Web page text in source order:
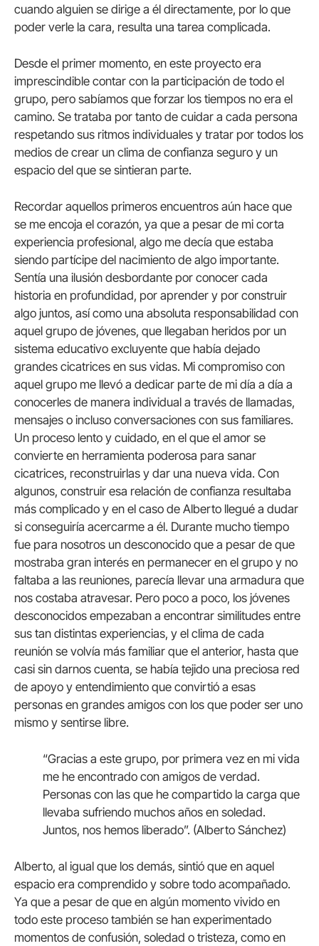
cuando alguien se dirige a él directamente, por lo que
poder verle la cara, resulta una tarea complicada.
Desde el primer momento, en este proyecto era
imprescindible contar con la participación de todo el
grupo, pero sabíamos que forzar los tiempos no era el
camino. Se trataba por tanto de cuidar a cada persona
respetando sus ritmos individuales y tratar por todos los
medios de crear un clima de confianza seguro y un
espacio del que se sintieran parte.
Recordar aquellos primeros encuentros aún hace que
se me encoja el corazón, ya que a pesar de mi corta
experiencia profesional, algo me decía que estaba
siendo partícipe del nacimiento de algo importante.
Sentía una ilusión desbordante por conocer cada
historia en profundidad, por aprender y por construir
algo juntos, así como una absoluta responsabilidad con
aquel grupo de jóvenes, que llegaban heridos por un
sistema educativo excluyente que había dejado
grandes cicatrices en sus vidas. Mi compromiso con
aquel grupo me llevó a dedicar parte de mi día a día a
conocerles de manera individual a través de llamadas,
mensajes o incluso conversaciones con sus familiares.
Un proceso lento y cuidado, en el que el amor se
convierte en herramienta poderosa para sanar
cicatrices, reconstruirlas y dar una nueva vida. Con
algunos, construir esa relación de confianza resultaba
más complicado y en el caso de Alberto llegué a dudar
si conseguiría acercarme a él. Durante mucho tiempo
fue para nosotros un desconocido que a pesar de que
mostraba gran interés en permanecer en el grupo y no
faltaba a las reuniones, parecía llevar una armadura que
nos costaba atravesar. Pero poco a poco, los jóvenes
desconocidos empezaban a encontrar similitudes entre
sus tan distintas experiencias, y el clima de cada
reunión se volvía más familiar que el anterior, hasta que
casi sin darnos cuenta, se había tejido una preciosa red
de apoyo y entendimiento que convirtió a esas
personas en grandes amigos con los que poder ser uno
mismo y sentirse libre.
“Gracias a este grupo, por primera vez en mi vida
me he encontrado con amigos de verdad.
Personas con las que he compartido la carga que
llevaba sufriendo muchos años en soledad.
Juntos, nos hemos liberado”. (Alberto Sánchez)
Alberto, al igual que los demás, sintió que en aquel
espacio era comprendido y sobre todo acompañado.
Ya que a pesar de que en algún momento vivido en
todo este proceso también se han experimentado
momentos de confusión, soledad o tristeza, como en